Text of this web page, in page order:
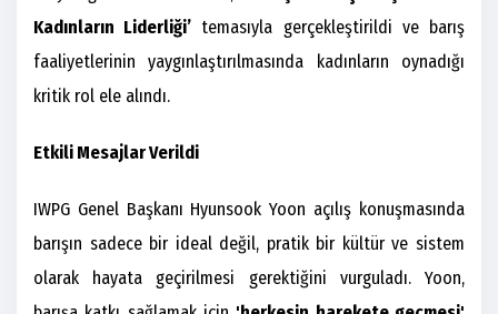
Kadınların Liderliği’ temasıyla gerçekleştirildi ve barış
faaliyetlerinin yaygınlaştırılmasında kadınların oynadığı
kritik rol ele alındı.
Etkili Mesajlar Verildi
IWPG Genel Başkanı Hyunsook Yoon açılış konuşmasında
barışın sadece bir ideal değil, pratik bir kültür ve sistem
olarak hayata geçirilmesi gerektiğini vurguladı. Yoon,